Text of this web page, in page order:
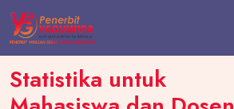
Statistika untuk